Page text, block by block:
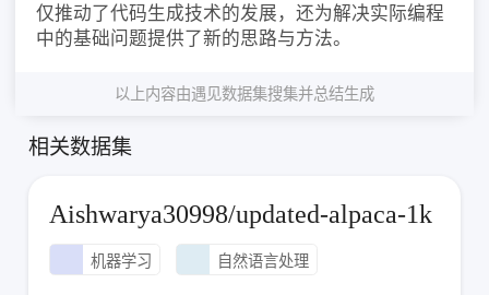
仅推动了代码生成技术的发展，还为解决实际编程
中的基础问题提供了新的思路与方法。
以上内容由遇见数据集搜集并总结生成
相关数据集
Aishwarya30998/updated-alpaca-1k
机器学习 自然语言处理